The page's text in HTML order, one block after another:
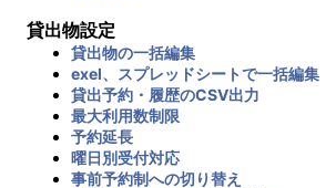
貸出物設定
貸出物の一括編集
exel、スプレッドシートで一括編集
貸出予約・履歴のCSV出力
最大利用数制限
予約延長
曜日別受付対応
事前予約制への切り替え